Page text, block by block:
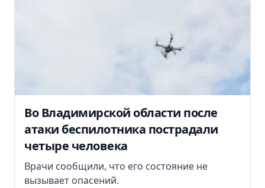
Во Владимирской области после
атаки беспилотника пострадали
четыре человека
Врачи сообщили, что его состояние не
вызывает опасений.